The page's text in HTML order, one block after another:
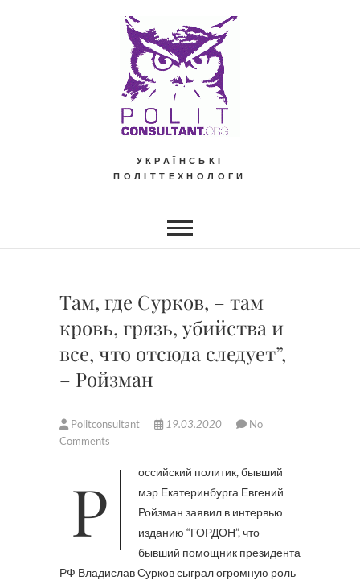
УКРАЇНСЬКІ
ПОЛІТТЕХНОЛОГИ
Там, где Сурков, – там
кровь, грязь, убийства и
все, что отсюда следует”,
– Ройзман
Politconsultant 19.03.2020
No
Comments
Российский политик, бывший
мэр Екатеринбурга Евгений
Ройзман заявил в интервью
изданию “ГОРДОН”, что
бывший помощник президента
РФ Владислав Сурков сыграл огромную роль